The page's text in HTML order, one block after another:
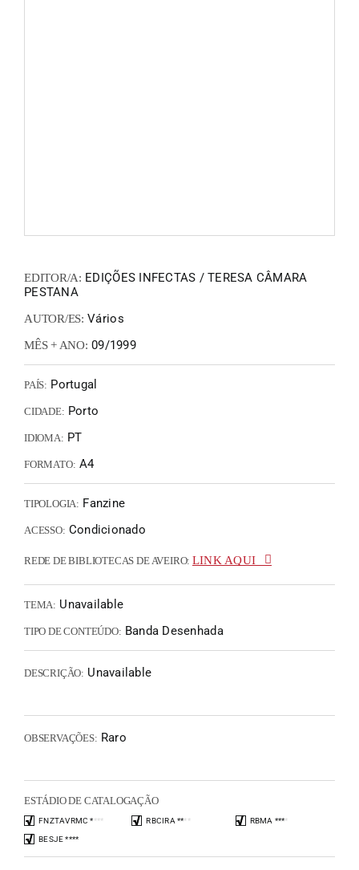
EDITOR/A: EDIÇÕES INFECTAS / TERESA CÂMARA
PESTANA
AUTOR/ES: Vários
MÊS + ANO: 09/1999
PAÍS: Portugal
CIDADE: Porto
IDIOMA: PT
FORMATO: A4
TIPOLOGIA: Fanzine
ACESSO: Condicionado
REDE DE BIBLIOTECAS DE AVEIRO: LINK AQUI
TEMA: Unavailable
TIPO DE CONTEÚDO: Banda Desenhada
DESCRIÇÃO: Unavailable
OBSERVAÇÕES: Raro
ESTÁDIO DE CATALOGAÇÃO
FNZTAVRMC **** RBCIRA **** RBMA ****
BESJE ****